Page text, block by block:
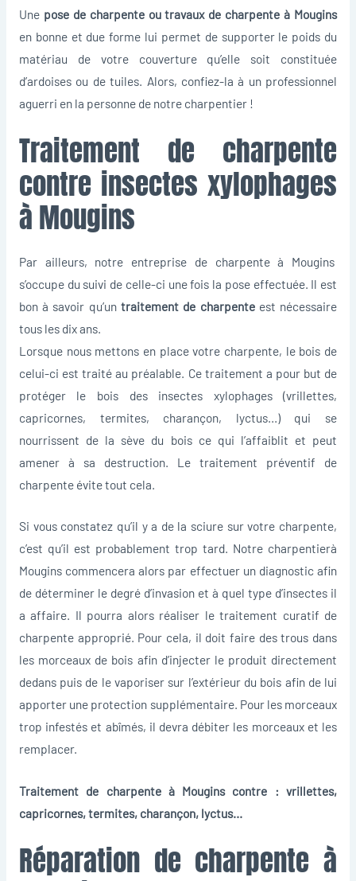
Une pose de charpente ou travaux de charpente à Mougins
en bonne et due forme lui permet de supporter le poids du
matériau de votre couverture qu’elle soit constituée
d’ardoises ou de tuiles. Alors, confiez-la à un professionnel
aguerri en la personne de notre charpentier !
Traitement de charpente
contre insectes xylophages
à Mougins
Par ailleurs, notre entreprise de charpente à Mougins
s’occupe du suivi de celle-ci une fois la pose effectuée. Il est
bon à savoir qu’un traitement de charpenteest nécessaire
tous les dix ans.
Lorsque nous mettons en place votre charpente, le bois de
celui-ci est traité au préalable. Ce traitement a pour but de
protéger le bois des insectes xylophages (vrillettes,
capricornes, termites, charançon, lyctus…) qui se
nourrissent de la sève du bois ce qui l’affaiblit et peut
amener à sa destruction. Le traitement préventif de
charpente évite tout cela.
Si vous constatez qu’il y a de la sciure sur votre charpente,
c’est qu’il est probablement trop tard. Notre charpentierà
Mougins commencera alors par effectuer un diagnostic afin
de déterminer le degré d’invasion et à quel type d’insectes il
a affaire. Il pourra alors réaliser le traitement curatif de
charpente approprié. Pour cela, il doit faire des trous dans
les morceaux de bois afin d’injecter le produit directement
dedans puis de le vaporiser sur l’extérieur du bois afin de lui
apporter une protection supplémentaire. Pour les morceaux
trop infestés et abîmés, il devra débiter les morceaux et les
remplacer.
Traitement de charpente à Mougins contre : vrillettes,
capricornes, termites, charançon, lyctus…
Réparation de charpente à